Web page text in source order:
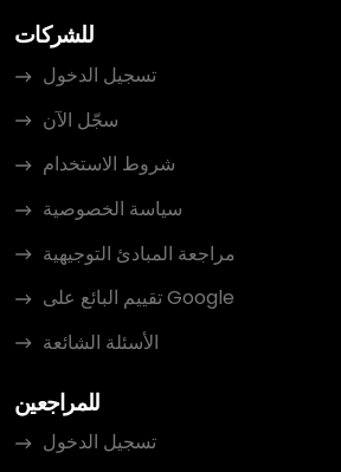
للشركات
تسجيل الدخول
سجّل الآن
شروط الاستخدام
سياسة الخصوصية
مراجعة المبادئ التوجيهية
تقييم البائع على Google
الأسئلة الشائعة
للمراجعين
تسجيل الدخول